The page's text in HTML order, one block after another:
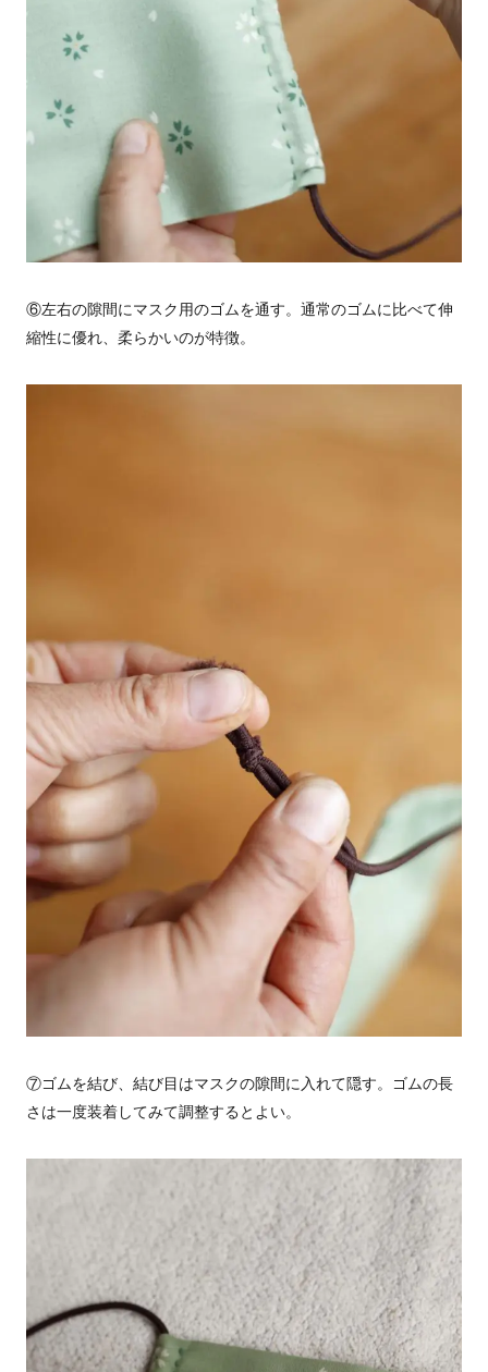
⑥左右の隙間にマスク用のゴムを通す。通常のゴムに比べて伸
縮性に優れ、柔らかいのが特徴。
⑦ゴムを結び、結び目はマスクの隙間に入れて隠す。ゴムの長
さは一度装着してみて調整するとよい。